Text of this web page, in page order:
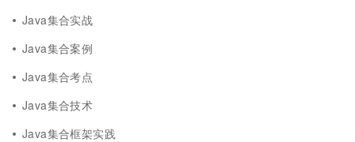
Java集合实战
Java集合案例
Java集合考点
Java集合技术
Java集合框架实践